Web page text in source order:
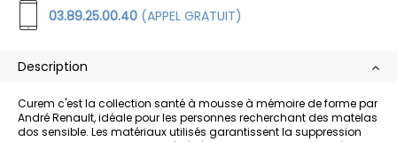
03.89.25.00.40 (APPEL GRATUIT)
Description
Curem c'est la collection santé à mousse à mémoire de forme par
André Renault, idéale pour les personnes recherchant des matelas
dos sensible. Les matériaux utilisés garantissent la suppression